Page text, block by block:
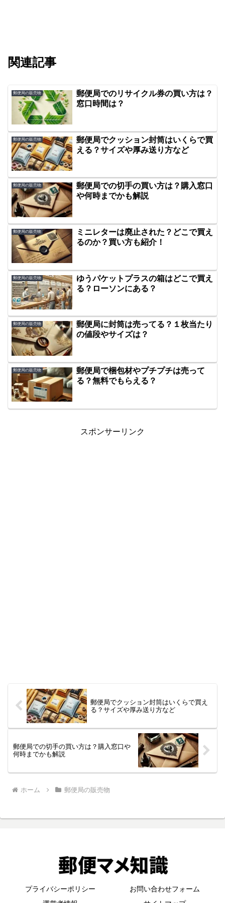
関連記事
郵便局の販売物
郵便局でのリサイクル券の買い方は？
窓口時間は？
郵便局の販売物
郵便局でクッション封筒はいくらで買
える？サイズや厚み送り方など
郵便局の販売物
郵便局での切手の買い方は？購入窓口
や何時までかも解説
郵便局の販売物
ミニレターは廃止された？どこで買え
るのか？買い方も紹介！
郵便局の販売物
ゆうパケットプラスの箱はどこで買え
る？ローソンにある？
郵便局の販売物
郵便局に封筒は売ってる？１枚当たり
の値段やサイズは？
郵便局の販売物
郵便局で梱包材やプチプチは売って
る？無料でもらえる？
スポンサーリンク
郵便局でクッション封筒はいくらで買え
る？サイズや厚み送り方など
郵便局での切手の買い方は？購入窓口や
何時までかも解説
ホーム 郵便局の販売物
プライバシーポリシー
お問い合わせフォーム